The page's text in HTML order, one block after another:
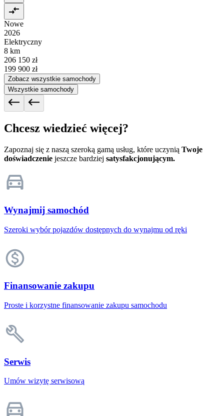
Nowe
2026
Elektryczny
8 km
206 150 zł
199 900 zł
Zobacz wszystkie samochody
Wszystkie samochody
Chcesz wiedzieć więcej?
Zapoznaj się z naszą szeroką gamą usług, które uczynią Twoje
doświadczenie jeszcze bardziej satysfakcjonującym.
Wynajmij samochód
Szeroki wybór pojazdów dostępnych do wynajmu od ręki
Finansowanie zakupu
Proste i korzystne finansowanie zakupu samochodu
Serwis
Umów wizytę serwisową